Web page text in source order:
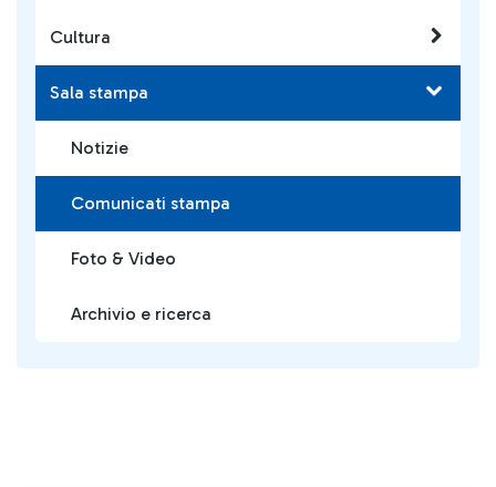
Cultura
Sala stampa
Notizie
Comunicati stampa
Foto & Video
Archivio e ricerca